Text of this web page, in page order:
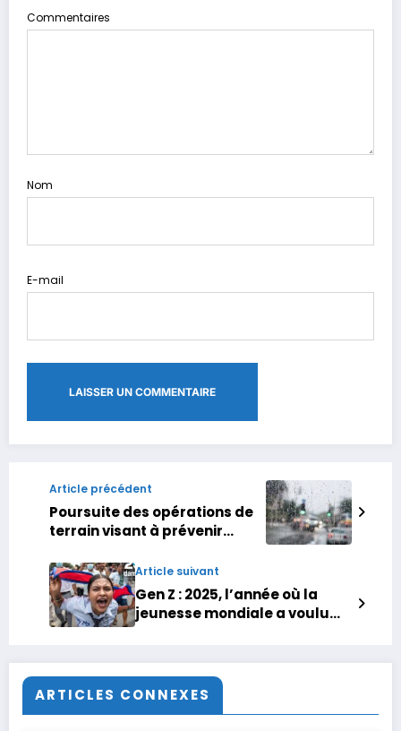
Commentaires
Nom
E-mail
Article précédent
Poursuite des opérations de
terrain visant à prévenir
d’inondationArticle suivant
Gen Z : 2025, l’année où la
jeunesse mondiale a voulu
ARTICLES CONNEXES